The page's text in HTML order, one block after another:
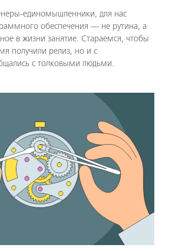
обеспечения — не рутина, а
в жизни занятие. Стараемся, чтобы
получили релиз, но и с
с толковыми людьми.